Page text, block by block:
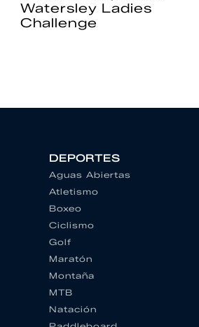
Watersley Ladies
Challenge
DEPORTES
Aguas Abiertas
Atletismo
Boxeo
Ciclismo
Golf
Maratón
Montaña
MTB
Natación